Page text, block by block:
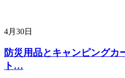
4月30日
防災用品とキャンピングカ
ト…